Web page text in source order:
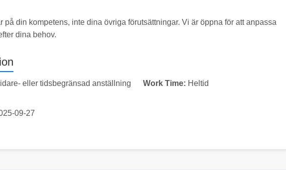
på din kompetens, inte dina övriga förutsättningar. Vi är öppna för att anpassa
dina behov.
eller tidsbegränsad anställning Work Time: Heltid
09-27